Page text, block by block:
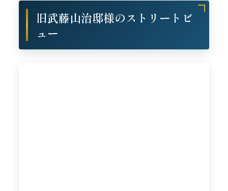
旧武藤山治邸様のストリートビ
ュー